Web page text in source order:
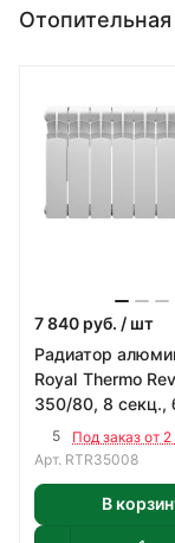
7 840 руб. / шт
Радиатор
Royal Thermo
350/80, 8 секц.,
подключение
5
Под заказ от
Арт. RTR35008
В